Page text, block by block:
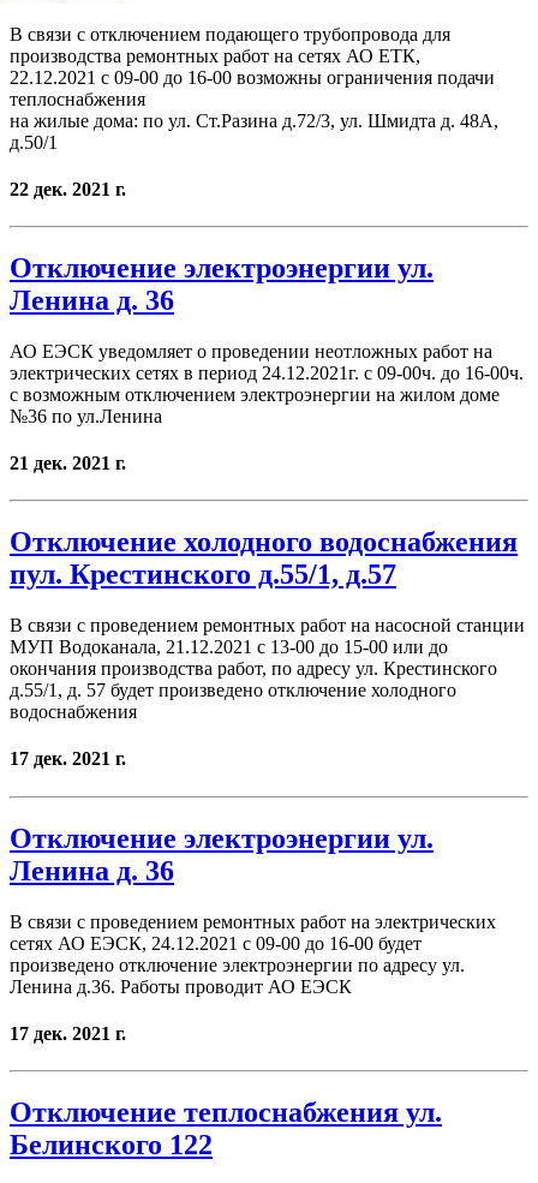
В связи с отключением подающего трубопровода для
производства ремонтных работ на сетях АО ЕТК,
22.12.2021 с 09-00 до 16-00 возможны ограничения подачи
теплоснабжения
на жилые дома: по ул. Ст.Разина д.72/3, ул. Шмидта д. 48А,
д.50/1
22 дек. 2021 г.
Отключение электроэнергии ул.
Ленина д. 36
АО ЕЭСК уведомляет о проведении неотложных работ на
электрических сетях в период 24.12.2021г. с 09-00ч. до 16-00ч.
с возможным отключением электроэнергии на жилом доме
№36 по ул.Ленина
21 дек. 2021 г.
Отключение холодного водоснабжения
пул. Крестинского д.55/1, д.57
В связи с проведением ремонтных работ на насосной станции
МУП Водоканала, 21.12.2021 с 13-00 до 15-00 или до
окончания производства работ, по адресу ул. Крестинского
д.55/1, д. 57 будет произведено отключение холодного
водоснабжения
17 дек. 2021 г.
Отключение электроэнергии ул.
Ленина д. 36
В связи с проведением ремонтных работ на электрических
сетях АО ЕЭСК, 24.12.2021 с 09-00 до 16-00 будет
произведено отключение электроэнергии по адресу ул.
Ленина д.36. Работы проводит АО ЕЭСК
17 дек. 2021 г.
Отключение теплоснабжения ул.
Белинского 122